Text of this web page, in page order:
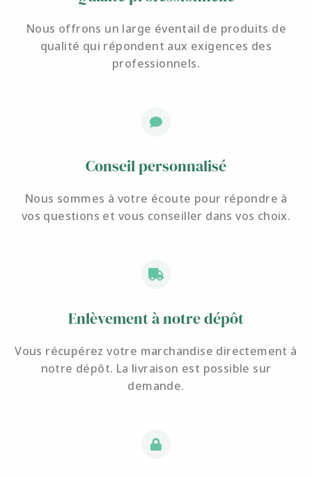
Nous offrons un large éventail de produits de
qualité qui répondent aux exigences des
professionnels.
Conseil personnalisé
Nous sommes à votre écoute pour répondre à
vos questions et vous conseiller dans vos choix.
Enlèvement à notre dépôt
Vous récupérez votre marchandise directement à
notre dépôt. La livraison est possible sur
demande.